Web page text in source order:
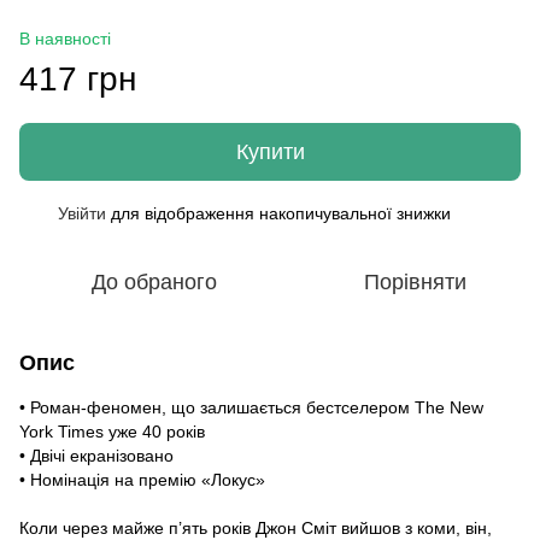
В наявності
417 грн
Купити
Увійти для відображення накопичувальної знижки
До обраного Порівняти
Опис
• Роман-феномен, що залишається бестселером The New
York Times уже 40 років
• Двічі екранізовано
• Номінація на премію «Локус»
Коли через майже п’ять років Джон Сміт вийшов з коми, він,